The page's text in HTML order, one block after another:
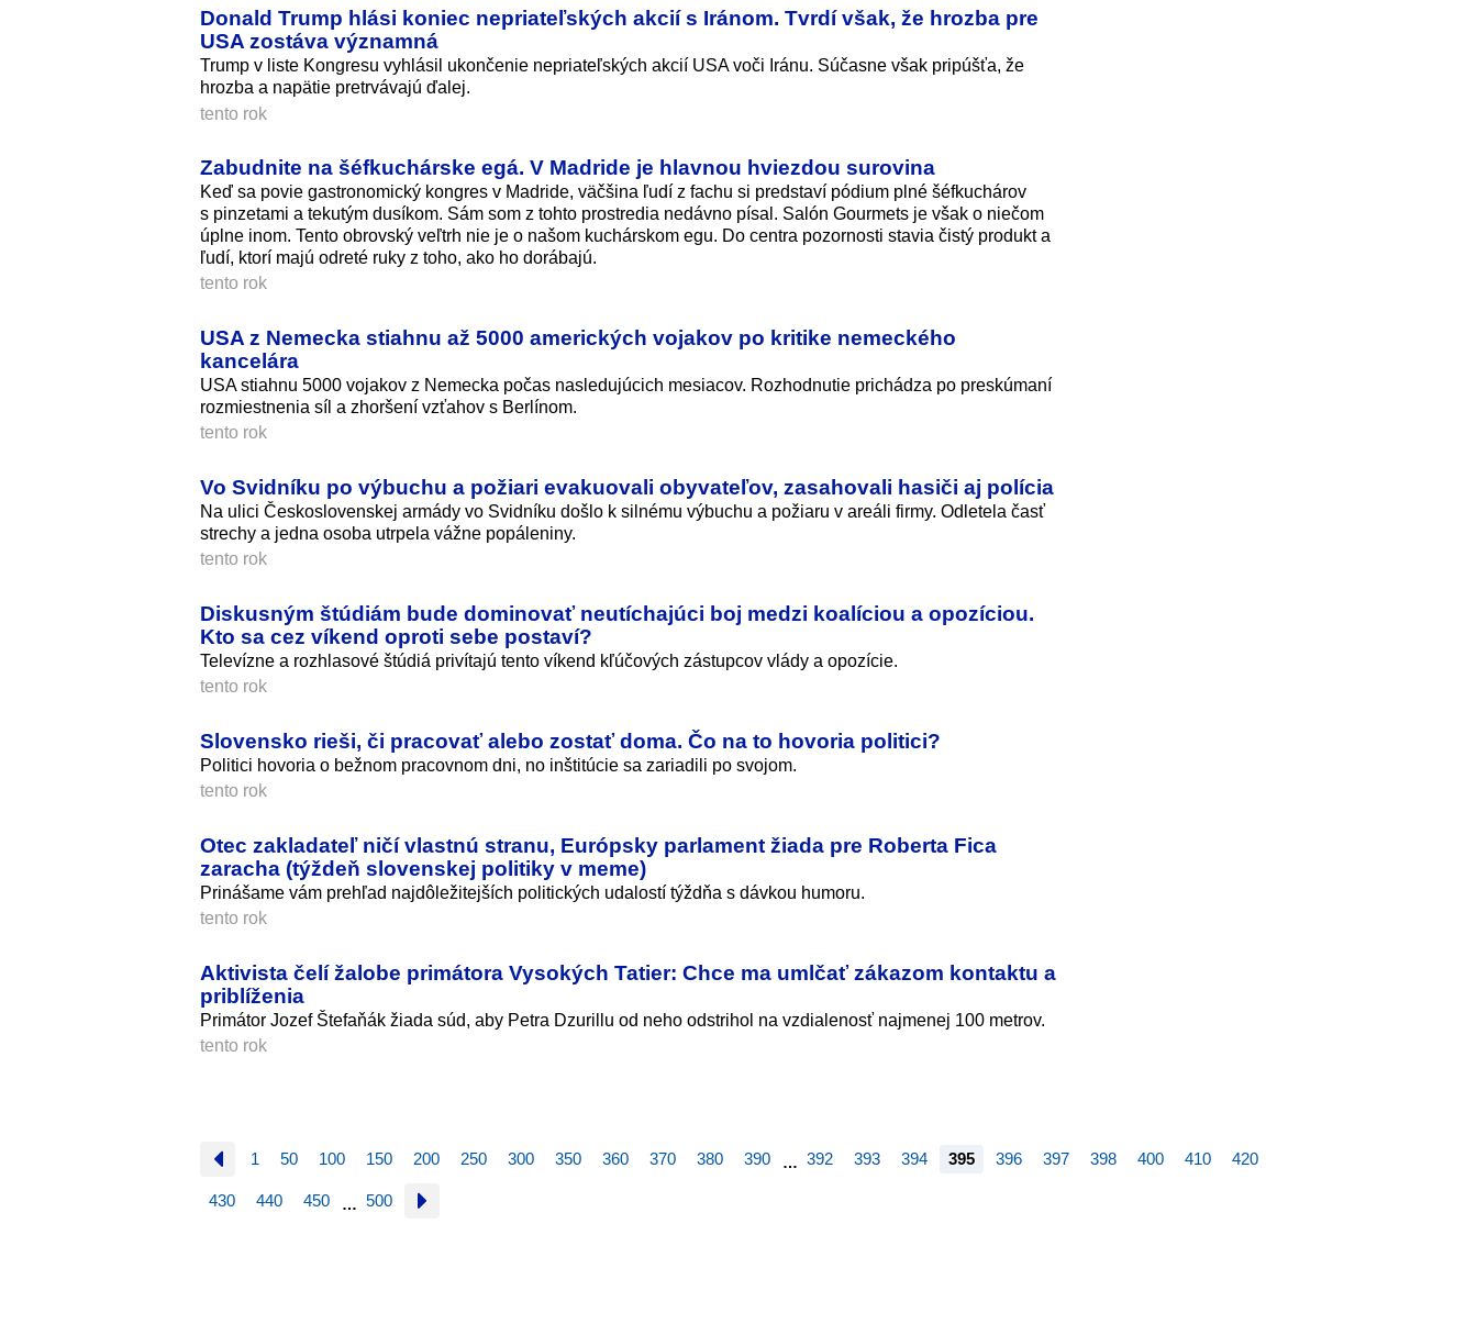
Donald Trump hlási koniec nepriateľských akcií s Iránom. Tvrdí však, že hrozba pre
USA zostáva významná
Trump v liste Kongresu vyhlásil ukončenie nepriateľských akcií USA voči Iránu. Súčasne však pripúšťa, že
hrozba a napätie pretrvávajú ďalej.
tento rok
Zabudnite na šéfkuchárske egá. V Madride je hlavnou hviezdou surovina
Keď sa povie gastronomický kongres v Madride, väčšina ľudí z fachu si predstaví pódium plné šéfkuchárov
s pinzetami a tekutým dusíkom. Sám som z tohto prostredia nedávno písal. Salón Gourmets je však o niečom
úplne inom. Tento obrovský veľtrh nie je o našom kuchárskom egu. Do centra pozornosti stavia čistý produkt a
ľudí, ktorí majú odreté ruky z toho, ako ho dorábajú.
tento rok
USA z Nemecka stiahnu až 5000 amerických vojakov po kritike nemeckého
kancelára
USA stiahnu 5000 vojakov z Nemecka počas nasledujúcich mesiacov. Rozhodnutie prichádza po preskúmaní
rozmiestnenia síl a zhoršení vzťahov s Berlínom.
tento rok
Vo Svidníku po výbuchu a požiari evakuovali obyvateľov, zasahovali hasiči aj polícia
Na ulici Československej armády vo Svidníku došlo k silnému výbuchu a požiaru v areáli firmy. Odletela časť
strechy a jedna osoba utrpela vážne popáleniny.
tento rok
Diskusným štúdiám bude dominovať neutíchajúci boj medzi koalíciou a opozíciou.
Kto sa cez víkend oproti sebe postaví?
Televízne a rozhlasové štúdiá privítajú tento víkend kľúčových zástupcov vlády a opozície.
tento rok
Slovensko rieši, či pracovať alebo zostať doma. Čo na to hovoria politici?
Politici hovoria o bežnom pracovnom dni, no inštitúcie sa zariadili po svojom.
tento rok
Otec zakladateľ ničí vlastnú stranu, Európsky parlament žiada pre Roberta Fica
zaracha (týždeň slovenskej politiky v meme)
Prinášame vám prehľad najdôležitejších politických udalostí týždňa s dávkou humoru.
tento rok
Aktivista čelí žalobe primátora Vysokých Tatier: Chce ma umlčať zákazom kontaktu a
priblíženia
Primátor Jozef Štefaňák žiada súd, aby Petra Dzurillu od neho odstrihol na vzdialenosť najmenej 100 metrov.
tento rok
1 50 100 150 200 250 300 350 360 370 380 390 … 392 393 394 395 396 397 398 400 410 420
430 440 450 … 500